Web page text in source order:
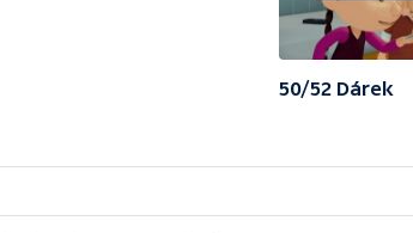
50/52 Dárek